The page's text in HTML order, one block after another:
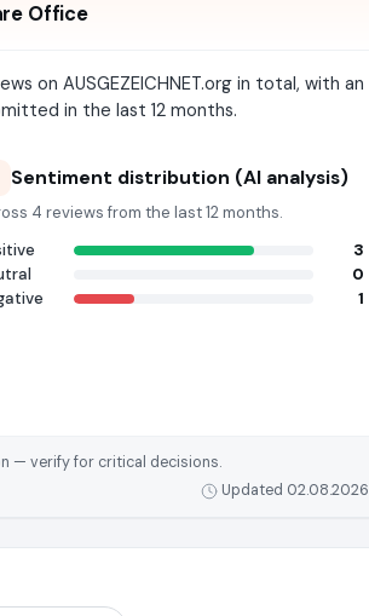
Office
on AUSGEZEICHNET.org in total, with an
in the last 12 months.
Sentiment distribution (AI analysis)
4 reviews from the last 12 months.
3
0
1
— verify for critical decisions.
Updated 02.08.2026